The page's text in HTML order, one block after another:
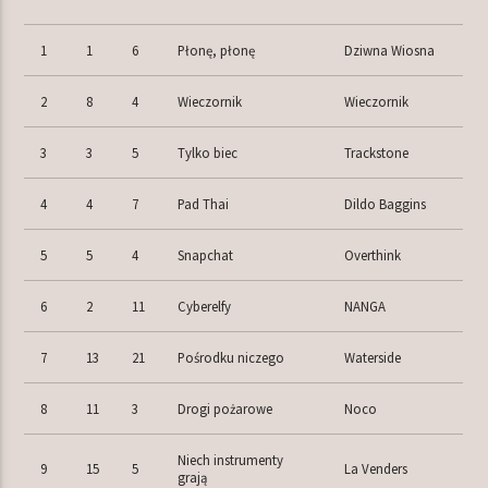
Radio Orbit
1 1 6 Płonę, płonę Dziwna Wiosna
2 8 4 Wieczornik Wieczornik
3 3 5 Tylko biec Trackstone
4 4 7 Pad Thai Dildo Baggins
5 5 4 Snapchat Overthink
6 2 11 Cyberelfy NANGA
7 13 21 Pośrodku niczego Waterside
8 11 3 Drogi pożarowe Noco
9 15 5
Niech instrumenty
grają
La Venders